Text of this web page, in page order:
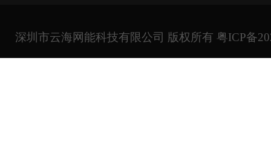
深圳市云海网能科技有限公司 版权所有 粤ICP备